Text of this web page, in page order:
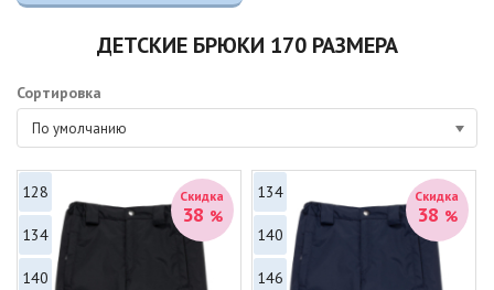
ДЕТСКИЕ БРЮКИ 170 РАЗМЕРА
Сортировка
По умолчанию
Скидка
38 %
128
134
140
Скидка
38 %
134
140
146